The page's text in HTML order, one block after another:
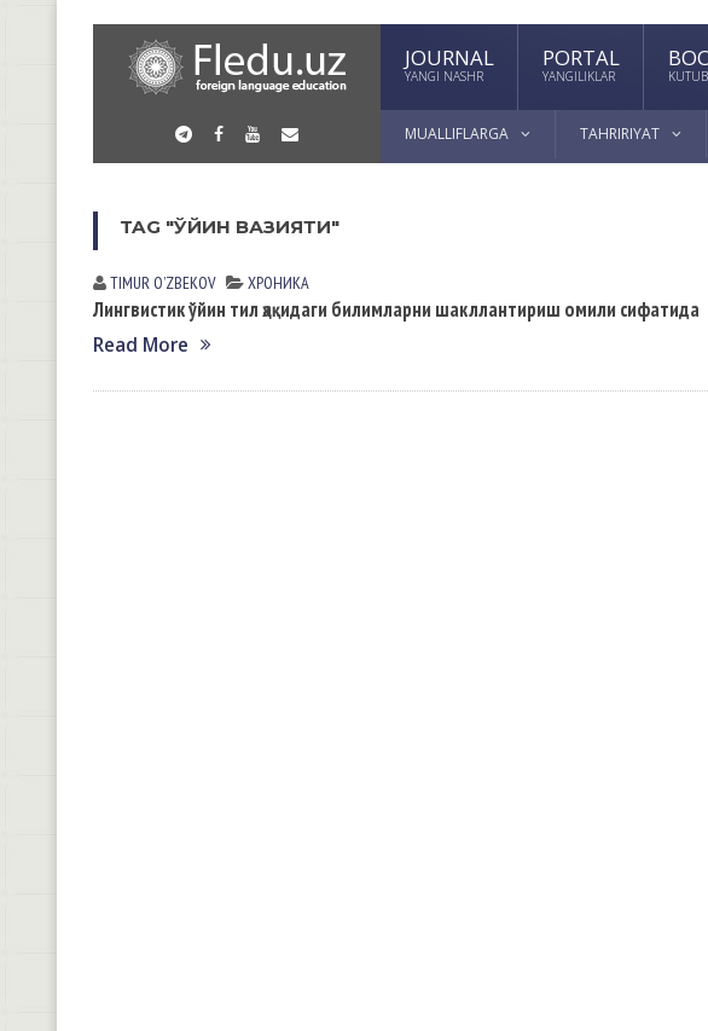
JOURNAL
YANGI NASHR
PORTAL
YANGILIKLAR
MUALLIFLARGA TAHRIRIYAT
TAG "ЎЙИН ВАЗИЯТИ"
TIMUR OʼZBEKOV ХРОНИКА
Лингвистик ўйин тил ҳақидаги билимларни шакллантириш омили сифатида
Read More